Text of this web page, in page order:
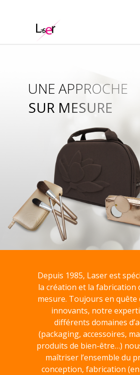
SUR MESURE
UNE APPROCHE
Depuis 1985, Laser est
la création et la fabrication
mesure. Toujours en quête
innovants, notre
différents domaines
(packaging, accessoires,
produits de bien-être…)
maîtriser l’ensemble du
conception, fabrication